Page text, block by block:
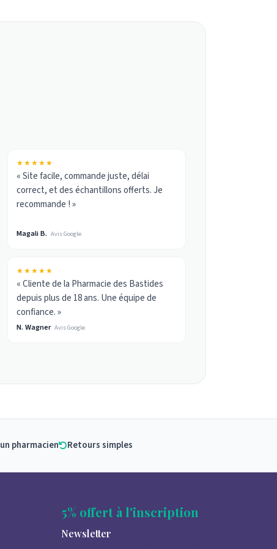
★★★★★
« Site facile, commande juste, délai
correct, et des échantillons offerts. Je
recommande ! »
Magali B. Avis Google
★★★★★
« Cliente de la Pharmacie des Bastides
depuis plus de 18 ans. Une équipe de
confiance. »
N. Wagner Avis Google
pharmacien Retours simples
5% offert à l'inscription
Newsletter